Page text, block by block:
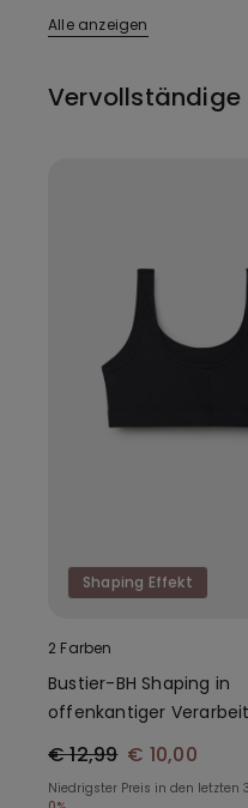
Alle anzeigen
Vervollständige
Shaping Effekt
2 Farben
Bustier-BH Shaping in
offenkantiger
€ 12,99 € 10,00
Niedrigster Preis in den letzten